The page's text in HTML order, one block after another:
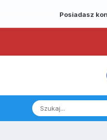
Posiadasz